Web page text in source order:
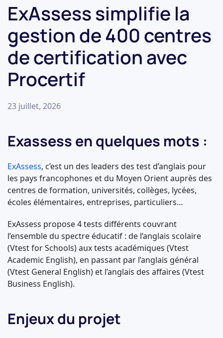
ExAssess simplifie la
gestion de 400 centres
de certification avec
Procertif
23 juillet, 2026
Exassess en quelques mots :
ExAssess, c’est un des leaders des test d’anglais pour
les pays francophones et du Moyen Orient auprès des
centres de formation, universités, collèges, lycées,
écoles élémentaires, entreprises, particuliers…
ExAssess propose 4 tests différents couvrant
l’ensemble du spectre éducatif : de l’anglais scolaire
(Vtest for Schools) aux tests académiques (Vtest
Academic English), en passant par l’anglais général
(Vtest General English) et l’anglais des affaires (Vtest
Business English).
Enjeux du projet